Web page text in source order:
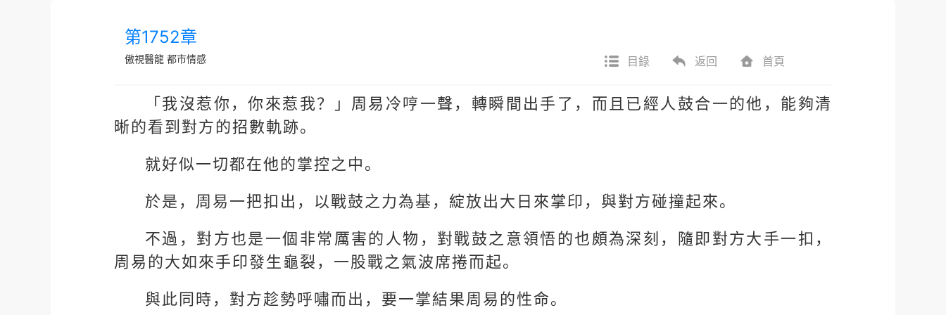
第1752章
傲視醫龍 都市情感 目錄 返回 首頁
「我沒惹你，你來惹我？」周易冷哼一聲，轉瞬間出手了，而且已經人鼓合一的他，能夠清
晰的看到對方的招數軌跡。
就好似一切都在他的掌控之中。
於是，周易一把扣出，以戰鼓之力為基，綻放出大日來掌印，與對方碰撞起來。
不過，對方也是一個非常厲害的人物，對戰鼓之意領悟的也頗為深刻，隨即對方大手一扣，
周易的大如來手印發生龜裂，一股戰之氣波席捲而起。
與此同時，對方趁勢呼嘯而出，要一掌結果周易的性命。